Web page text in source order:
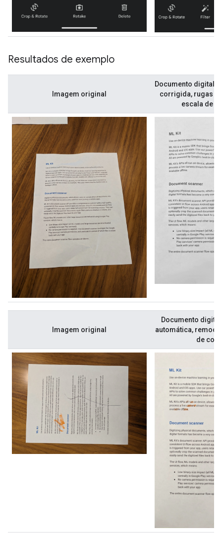
Resultados de exemplo
Imagem original
Documento
corrigida, rugas
escala de
Imagem original
Documento
automática,
de cor